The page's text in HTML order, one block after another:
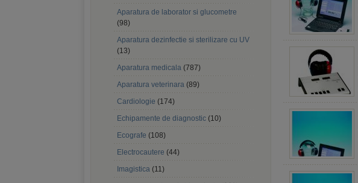
Aparatura de laborator si glucometre
(98)
Aparatura dezinfectie si sterilizare cu UV
(13)
Aparatura medicala (787)
Aparatura veterinara (89)
Cardiologie (174)
Echipamente de diagnostic (10)
Ecografe (108)
Electrocautere (44)
Imagistica (11)